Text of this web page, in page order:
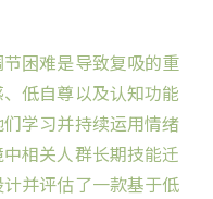
困难是导致复吸的重
低自尊以及认知功能
学习并持续运用情绪
相关人群长期技能迁
并评估了一款基于低